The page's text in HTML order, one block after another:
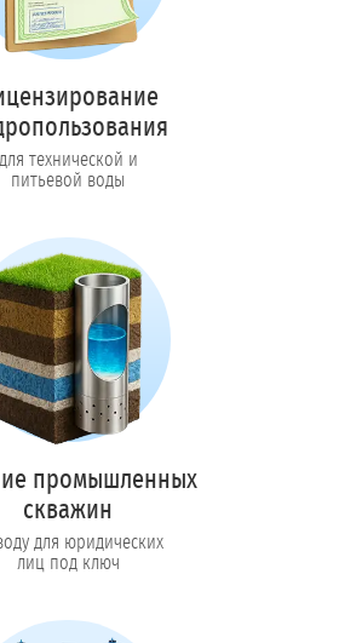
для технической и
питьевой воды
промышленных
скважин
для юридических
лиц под ключ